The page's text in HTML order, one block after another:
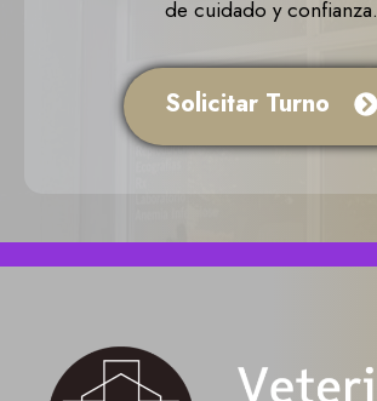
de cuidado y confianza.
Solicitar Turno